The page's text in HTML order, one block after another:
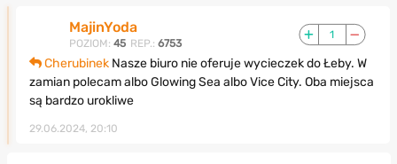
MajinYoda
POZIOM: 45 REP.: 6753
1
Cherubinek Nasze biuro nie oferuje wycieczek do Łeby. W
zamian polecam albo Glowing Sea albo Vice City. Oba miejsca
są bardzo urokliwe
29.06.2024, 20:10